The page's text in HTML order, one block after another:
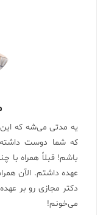
یه مدتی می‌شه که
که شما دوست
باشم! قبلاً همراه با
عهده داشتم. الآن
دکتر مجازی رو بر
می‌خونم!